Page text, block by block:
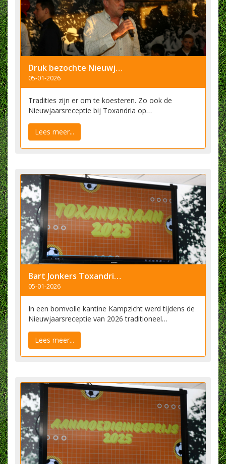
Druk bezochte Nieuwjaarsreceptie bij Toxandria
05-01-2026
Tradities zijn er om te koesteren. Zo ook de
Nieuwjaarsreceptie bij Toxandria op…
Lees meer...
Bart Jonkers Toxandriaan van het Jaar
05-01-2026
In een bomvolle kantine Kampzicht werd tijdens de
Nieuwjaarsreceptie van 2026 traditioneel…
Lees meer...